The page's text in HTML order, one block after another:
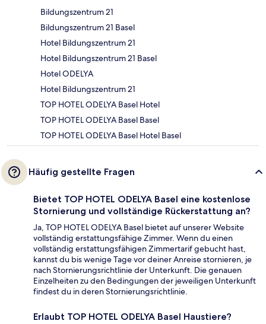
Bildungszentrum 21
Bildungszentrum 21 Basel
Hotel Bildungszentrum 21
Hotel Bildungszentrum 21 Basel
Hotel ODELYA
Hotel Bildungszentrum 21
TOP HOTEL ODELYA Basel Hotel
TOP HOTEL ODELYA Basel Basel
TOP HOTEL ODELYA Basel Hotel Basel
Häufig gestellte Fragen
Bietet TOP HOTEL ODELYA Basel eine kostenlose
Stornierung und vollständige Rückerstattung an?
Ja, TOP HOTEL ODELYA Basel bietet auf unserer Website
vollständig erstattungsfähige Zimmer. Wenn du einen
vollständig erstattungsfähigen Zimmertarif gebucht hast,
kannst du bis wenige Tage vor deiner Anreise stornieren, je
nach Stornierungsrichtlinie der Unterkunft. Die genauen
Einzelheiten zu den Bedingungen der jeweiligen Unterkunft
findest du in deren Stornierungsrichtlinie.
Erlaubt TOP HOTEL ODELYA Basel Haustiere?